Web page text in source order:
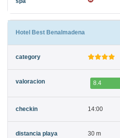
Hotel Best Benalmadena
8.4
14:00
30 m